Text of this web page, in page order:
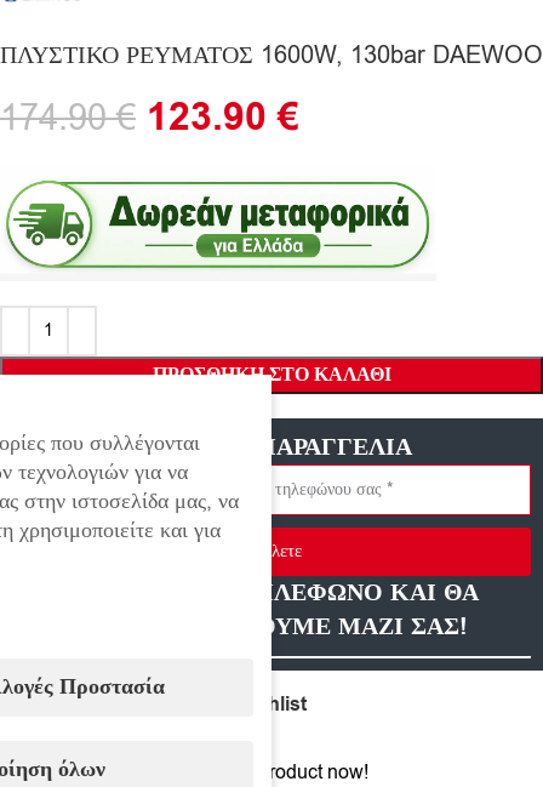
ΠΛΥΣΤΙΚΟ ΡΕΥΜΑΤΟΣ 1600W, 130bar DAEWOO
174.90€ 123.90€
ΠΡΟΣΘΉΚΗ ΣΤΟ ΚΑΛΆΘΙ
ΓΡΗΓΟΡΗ ΠΑΡΑΓΓΕΛΙΑ
Στείλετε
ΑΦΗΣΤΕ ΜΑΣ ΤΗΛΕΦΩΝΟ ΚΑΙ ΘΑ
ΕΠΙΚΟΙΝΩΝΗΣΟΥΜΕ ΜΑΖΙ ΣΑΣ!
Compare Add to wishlist
8 People watching this product now!
που συλλέγονται
για να
στην ιστοσελίδα μας, να
και για
Προστασία
όλων